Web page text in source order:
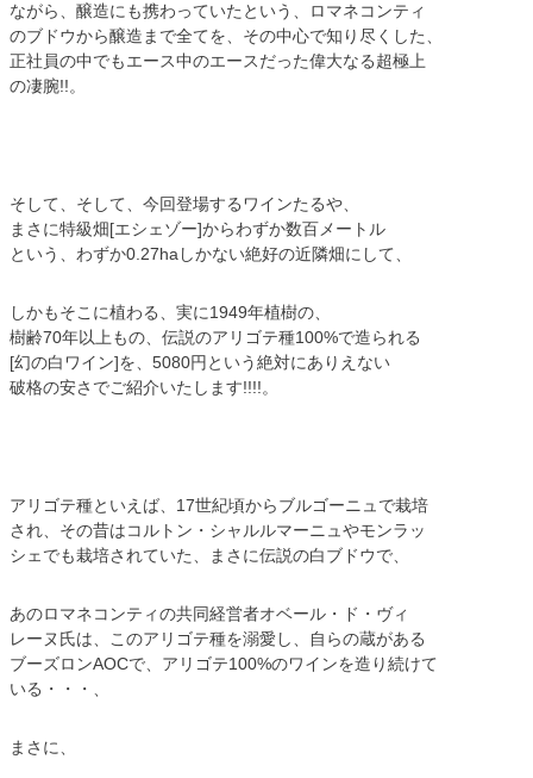
ながら、醸造にも携わっていたという、ロマネコンティ
のブドウから醸造まで全てを、その中心で知り尽くした、
正社員の中でもエース中のエースだった偉大なる超極上
の凄腕!!。
そして、そして、今回登場するワインたるや、
まさに特級畑[エシェゾー]からわずか数百メートル
という、わずか0.27haしかない絶好の近隣畑にして、
しかもそこに植わる、実に1949年植樹の、
樹齢70年以上もの、伝説のアリゴテ種100%で造られる
[幻の白ワイン]を、5080円という絶対にありえない
破格の安さでご紹介いたします!!!!。
アリゴテ種といえば、17世紀頃からブルゴーニュで栽培
され、その昔はコルトン・シャルルマーニュやモンラッ
シェでも栽培されていた、まさに伝説の白ブドウで、
あのロマネコンティの共同経営者オベール・ド・ヴィ
レーヌ氏は、このアリゴテ種を溺愛し、自らの蔵がある
ブーズロンAOCで、アリゴテ100%のワインを造り続けて
いる・・・、
まさに、